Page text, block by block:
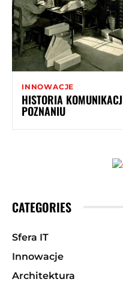
INNOWACJE
HISTORIA
POZNANIU
CATEGORIES
Sfera IT
Innowacje
Architektura